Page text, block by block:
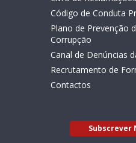
Código de Conduta
Plano de Prevenção
Corrupção
Canal de Denúncias
Recrutamento de
Contactos